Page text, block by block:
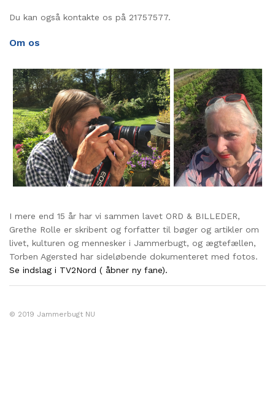
Du kan også kontakte os på 21757577.
Om os
I mere end 15 år har vi sammen lavet ORD & BILLEDER,
Grethe Rolle er skribent og forfatter til bøger og artikler om
livet, kulturen og mennesker i Jammerbugt, og ægtefællen,
Torben Agersted har sideløbende dokumenteret med fotos.
Se indslag i TV2Nord ( åbner ny fane).
© 2019 Jammerbugt NU